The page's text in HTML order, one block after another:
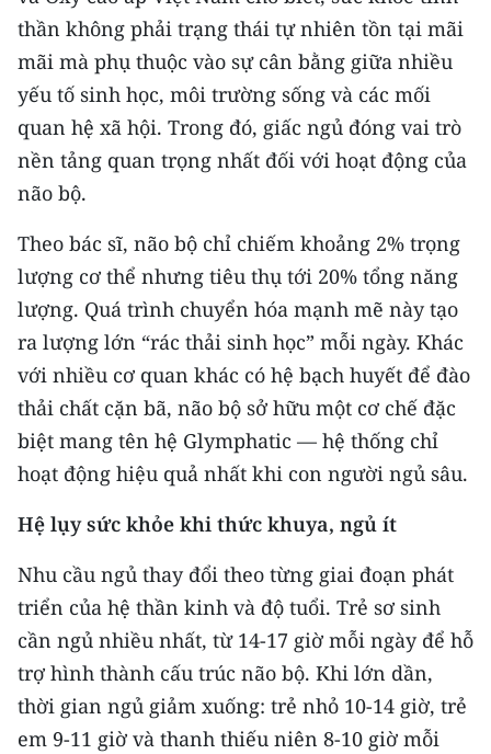
54 DÂN TỘC VIỆT NAM
CHƯƠNG TRÌNH OCOP - MỖI XÃ
MỘT SẢN PHẨM
RADIO
MEDIA CENTER
E-Magazine
Video
Media Chính trị
Media Kinh tế
Media Văn hóa
Media Du lịch
Media Thế giới
Media Thể thao
Media Giáo dục
thần không phải trạng thái tự nhiên tồn tại mãi
mãi mà phụ thuộc vào sự cân bằng giữa nhiều
yếu tố sinh học, môi trường sống và các mối
quan hệ xã hội. Trong đó, giấc ngủ đóng vai trò
nền tảng quan trọng nhất đối với hoạt động của
não bộ.
Theo bác sĩ, não bộ chỉ chiếm khoảng 2% trọng
lượng cơ thể nhưng tiêu thụ tới 20% tổng năng
lượng. Quá trình chuyển hóa mạnh mẽ này tạo
ra lượng lớn “rác thải sinh học” mỗi ngày. Khác
với nhiều cơ quan khác có hệ bạch huyết để đào
thải chất cặn bã, não bộ sở hữu một cơ chế đặc
biệt mang tên hệ Glymphatic — hệ thống chỉ
hoạt động hiệu quả nhất khi con người ngủ sâu.
Hệ lụy sức khỏe khi thức khuya, ngủ ít
Nhu cầu ngủ thay đổi theo từng giai đoạn phát
triển của hệ thần kinh và độ tuổi. Trẻ sơ sinh
cần ngủ nhiều nhất, từ 14-17 giờ mỗi ngày để hỗ
trợ hình thành cấu trúc não bộ. Khi lớn dần,
thời gian ngủ giảm xuống: trẻ nhỏ 10-14 giờ, trẻ
em 9-11 giờ và thanh thiếu niên 8-10 giờ mỗi